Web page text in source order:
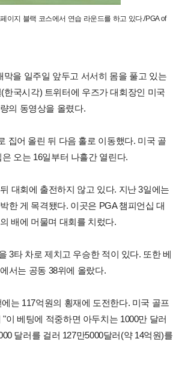
이지 블랙 코스에서 연습 라운드를 하고 있다./PGA of
막을 일주일 앞두고 서서히 몸을 풀고 있는
한국시각) 트위터에 우즈가 대회장인 미국
의 동영상을 올렸다.
집어 올린 뒤 다음 홀로 이동했다. 미국 골
오는 16일부터 나흘간 열린다.
대회에 출전하지 않고 있다. 지난 3일에는
한 게 목격됐다. 이곳은 PGA 챔피언십 대
배에 머물며 대회를 치렀다.
3타 차로 제치고 우승한 적이 있다. 또한 베
서는 공동 38위에 올랐다.
는 117억원의 횡재에 도전한다. 미국 골프
베팅에 적중하면 아두치는 1000만 달러
달러를 걸러 127만5000달러(약 14억원)를